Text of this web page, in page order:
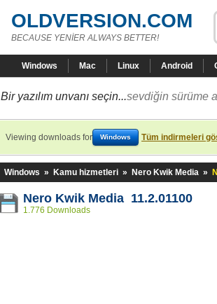
OLDVERSION.COM
BECAUSE YENİER ALWAYS BETTER!
Windows Mac Linux Android
Bir yazılım unvanı seçin...sevdiğin sürüme
Viewing downloads for Windows Tüm indirmeleri
Windows » Kamu hizmetleri » Nero Kwik Media »
Nero Kwik Media 11.2.01100
1.776 Downloads